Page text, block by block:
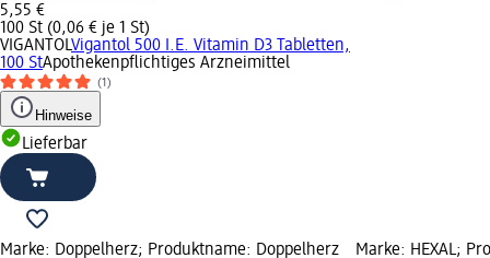
5,55 €
100 St (0,06 € je 1 St)
VIGANTOLVigantol 500 I.E. Vitamin D3 Tabletten,
100 StApothekenpflichtiges Arzneimittel
(1)
Hinweise
Lieferbar
Marke: Doppelherz; Produktname: Doppelherz Marke: HEXAL;